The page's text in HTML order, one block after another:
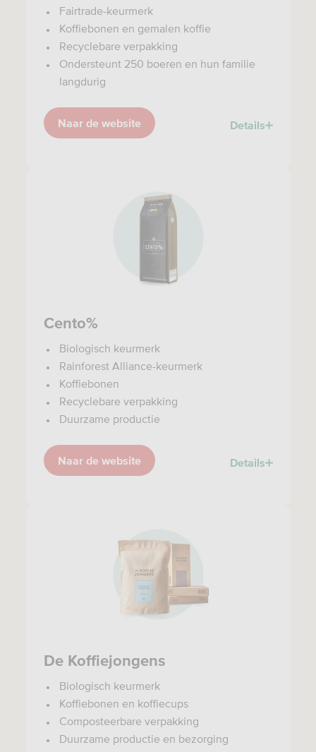
Fairtrade-keurmerk
Koffiebonen en gemalen koffie
Recyclebare verpakking
Ondersteunt 250 boeren en hun familie
langdurig
Naar de website Details
Cento%
Biologisch keurmerk
Rainforest Alliance-keurmerk
Koffiebonen
Recyclebare verpakking
Duurzame productie
Naar de website Details
De Koffiejongens
Biologisch keurmerk
Koffiebonen en koffiecups
Composteerbare verpakking
Duurzame productie en bezorging